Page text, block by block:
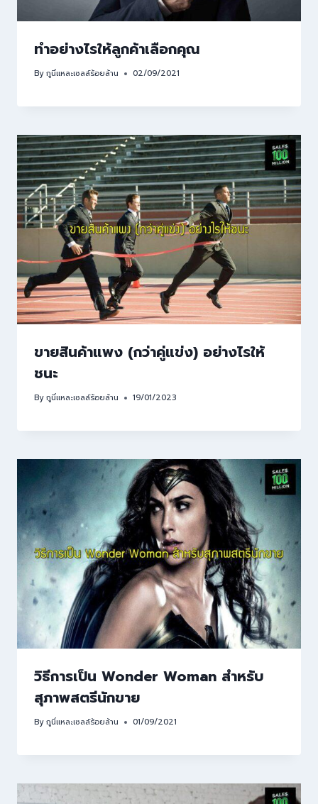
ทำอย่างไรให้ลูกค้าเลือกคุณ
Byกูนี่แหละเซลล์ร้อยล้าน 02/09/2021
ขายสินค้าแพง (กว่าคู่แข่ง) อย่างไรให้
ชนะ
Byกูนี่แหละเซลล์ร้อยล้าน 19/01/2023
วิธีการเป็น Wonder Woman สำหรับ
สุภาพสตรีนักขาย
Byกูนี่แหละเซลล์ร้อยล้าน 01/09/2021